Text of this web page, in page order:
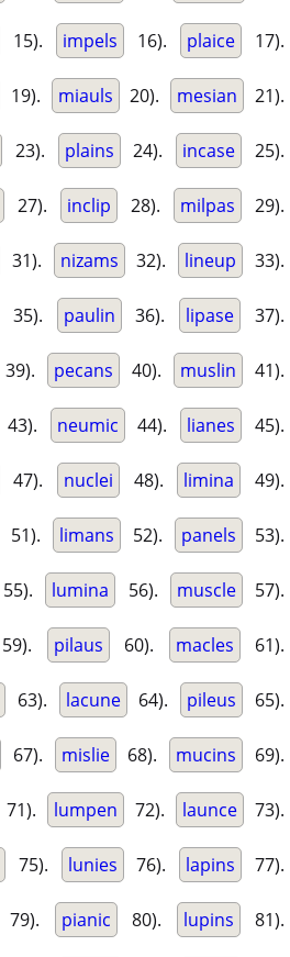
15). impels 16). plaice 17).
19). miauls 20). mesian 21).
23). plains 24). incase 25).
27). inclip 28). milpas 29).
31). nizams 32). lineup 33).
35). paulin 36). lipase 37).
39). pecans 40). muslin 41).
43). neumic 44). lianes 45).
47). nuclei 48). limina 49).
51). limans 52). panels 53).
55). lumina 56). muscle 57).
59). pilaus 60). macles 61).
63). lacune 64). pileus 65).
67). mislie 68). mucins 69).
71). lumpen 72). launce 73).
75). lunies 76). lapins 77).
79). pianic 80). lupins 81).